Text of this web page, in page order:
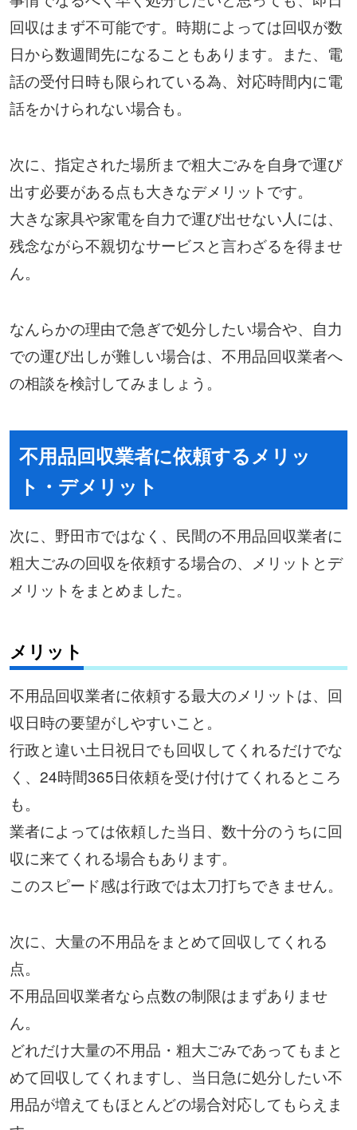
回収はまず不可能です。時期によっては回収が数
日から数週間先になることもあります。また、電
話の受付日時も限られている為、対応時間内に電
話をかけられない場合も。
次に、指定された場所まで粗大ごみを自身で運び
出す必要がある点も大きなデメリットです。
大きな家具や家電を自力で運び出せない人には、
残念ながら不親切なサービスと言わざるを得ませ
ん。
なんらかの理由で急ぎで処分したい場合や、自力
での運び出しが難しい場合は、不用品回収業者へ
の相談を検討してみましょう。
不用品回収業者に依頼するメリッ
ト・デメリット
次に、野田市ではなく、民間の不用品回収業者に
粗大ごみの回収を依頼する場合の、メリットとデ
メリットをまとめました。
メリット
不用品回収業者に依頼する最大のメリットは、回
収日時の要望がしやすいこと。
行政と違い土日祝日でも回収してくれるだけでな
く、24時間365日依頼を受け付けてくれるところ
も。
業者によっては依頼した当日、数十分のうちに回
収に来てくれる場合もあります。
このスピード感は行政では太刀打ちできません。
次に、大量の不用品をまとめて回収してくれる
点。
不用品回収業者なら点数の制限はまずありませ
ん。
どれだけ大量の不用品・粗大ごみであってもまと
めて回収してくれますし、当日急に処分したい不
用品が増えてもほとんどの場合対応してもらえま